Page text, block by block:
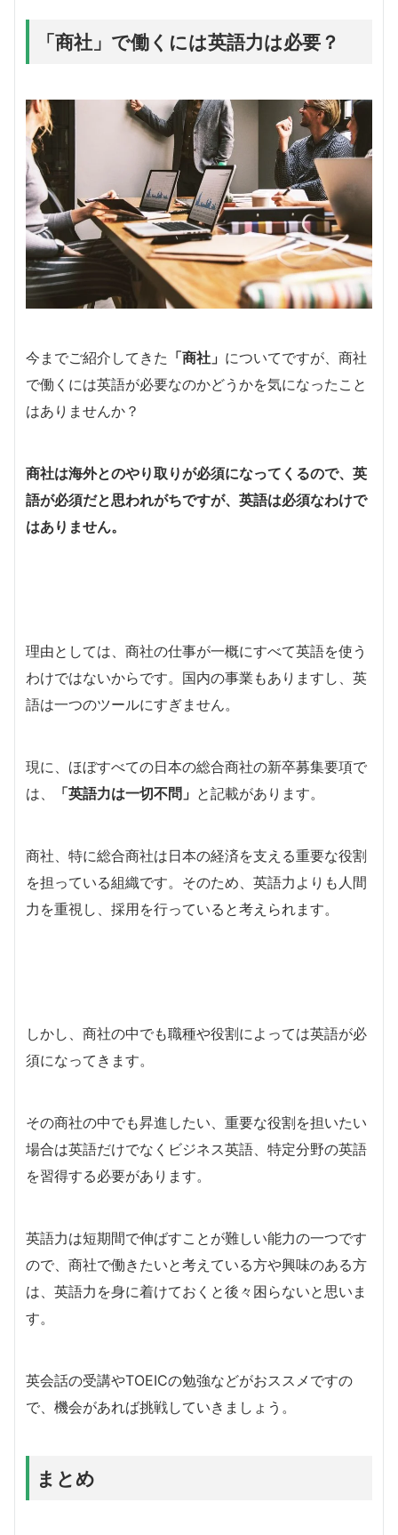
「商社」で働くには英語力は必要？
今までご紹介してきた 「商社」 についてですが、商社
で働くには英語が必要なのかどうかを気になったこと
はありませんか？
商社は海外とのやり取りが必須になってくるので、英
語が必須だと思われがちですが、英語は必須なわけで
はありません。
理由としては、商社の仕事が一概にすべて英語を使う
わけではないからです。国内の事業もありますし、英
語は一つのツールにすぎません。
現に、ほぼすべての日本の総合商社の新卒募集要項で
は、
「英語力は一切不問」 と記載があります。
商社、特に総合商社は日本の経済を支える重要な役割
を担っている組織です。そのため、英語力よりも人間
力を重視し、採用を行っていると考えられます。
しかし、商社の中でも職種や役割によっては英語が必
須になってきます。
その商社の中でも昇進したい、重要な役割を担いたい
場合は英語だけでなくビジネス英語、特定分野の英語
を習得する必要があります。
英語力は短期間で伸ばすことが難しい能力の一つです
ので、商社で働きたいと考えている方や興味のある方
は、英語力を身に着けておくと後々困らないと思いま
す。
英会話の受講やTOEICの勉強などがおススメですの
で、機会があれば挑戦していきましょう。
まとめ